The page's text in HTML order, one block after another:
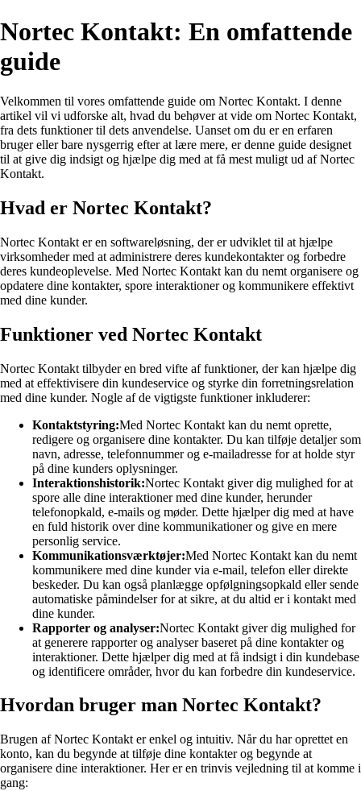
Nortec Kontakt: En omfattende
guide
Velkommen til vores omfattende guide om Nortec Kontakt. I denne
artikel vil vi udforske alt, hvad du behøver at vide om Nortec Kontakt,
fra dets funktioner til dets anvendelse. Uanset om du er en erfaren
bruger eller bare nysgerrig efter at lære mere, er denne guide designet
til at give dig indsigt og hjælpe dig med at få mest muligt ud af Nortec
Kontakt.
Hvad er Nortec Kontakt?
Nortec Kontakt er en softwareløsning, der er udviklet til at hjælpe
virksomheder med at administrere deres kundekontakter og forbedre
deres kundeoplevelse. Med Nortec Kontakt kan du nemt organisere og
opdatere dine kontakter, spore interaktioner og kommunikere effektivt
med dine kunder.
Funktioner ved Nortec Kontakt
Nortec Kontakt tilbyder en bred vifte af funktioner, der kan hjælpe dig
med at effektivisere din kundeservice og styrke din forretningsrelation
med dine kunder. Nogle af de vigtigste funktioner inkluderer:
Kontaktstyring:Med Nortec Kontakt kan du nemt oprette,
redigere og organisere dine kontakter. Du kan tilføje detaljer som
navn, adresse, telefonnummer og e-mailadresse for at holde styr
på dine kunders oplysninger.
Interaktionshistorik:Nortec Kontakt giver dig mulighed for at
spore alle dine interaktioner med dine kunder, herunder
telefonopkald, e-mails og møder. Dette hjælper dig med at have
en fuld historik over dine kommunikationer og give en mere
personlig service.
Kommunikationsværktøjer:Med Nortec Kontakt kan du nemt
kommunikere med dine kunder via e-mail, telefon eller direkte
beskeder. Du kan også planlægge opfølgningsopkald eller sende
automatiske påmindelser for at sikre, at du altid er i kontakt med
dine kunder.
Rapporter og analyser:Nortec Kontakt giver dig mulighed for
at generere rapporter og analyser baseret på dine kontakter og
interaktioner. Dette hjælper dig med at få indsigt i din kundebase
og identificere områder, hvor du kan forbedre din kundeservice.
Hvordan bruger man Nortec Kontakt?
Brugen af Nortec Kontakt er enkel og intuitiv. Når du har oprettet en
konto, kan du begynde at tilføje dine kontakter og begynde at
organisere dine interaktioner. Her er en trinvis vejledning til at komme i
gang: